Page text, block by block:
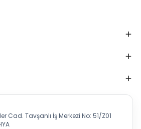
Cad. Tavşanlı İş Merkezi No: 51/Z01